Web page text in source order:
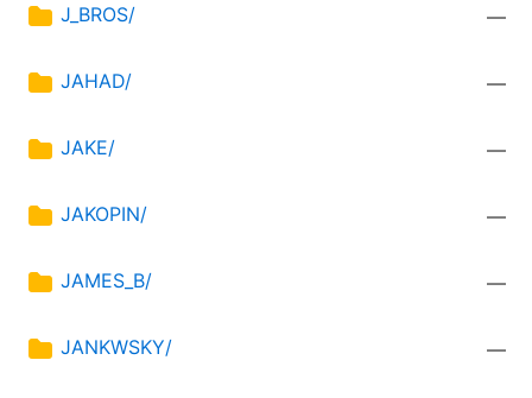
J_BROS/ —
JAHAD/ —
JAKE/ —
JAKOPIN/ —
JAMES_B/ —
JANKWSKY/ —